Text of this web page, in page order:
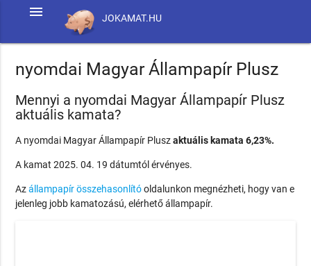
JOKAMAT.HU
menu
nyomdai Magyar Állampapír Plusz
Mennyi a nyomdai Magyar Állampapír Plusz
aktuális kamata?
A nyomdai Magyar Állampapír Pluszaktuális kamata 6,23%.
A kamat 2025. 04. 19 dátumtól érvényes.
Azállampapír összehasonlítóoldalunkon megnézheti, hogy van e
jelenleg jobb kamatozású, elérhető állampapír.